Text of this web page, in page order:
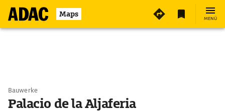
Maps MENÜ
Bauwerke
Palacio de la Aljaferia